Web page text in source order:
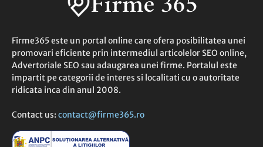
Firme365 este un portal online care ofera posibilitatea unei
promovari eficiente prin intermediul articolelor SEO online,
Advertoriale SEO sau adaugarea unei firme. Portalul este
impartit pe categorii de interes si localitati cu o autoritate
ridicata inca din anul 2008.
Contact us: contact@firme365.ro